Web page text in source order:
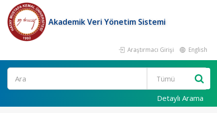
Akademik Veri Yönetim Sistemi
Araştırmacı Girişi English
Ara
Detaylı Arama